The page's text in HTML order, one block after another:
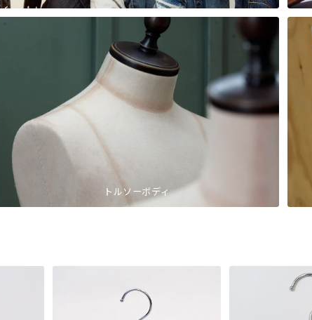
トルソーボディ